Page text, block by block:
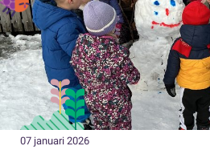
07 januari 2026